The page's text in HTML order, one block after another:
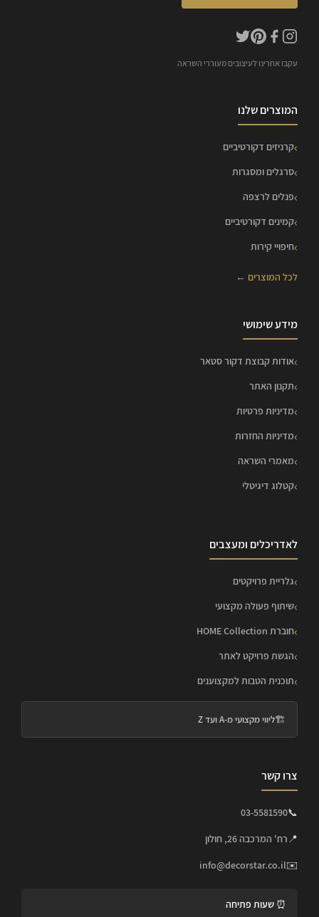
עקבו אחרינו לעיצובים מעוררי השראה
המוצרים שלנו
קרניזים דקורטיביים
סרגלים ומסגרות
פנלים לרצפה
קמינים דקורטיביים
חיפויי קירות
לכל המוצרים ←
מידע שימושי
אודות קבוצת דקור סטאר
תקנון האתר
מדיניות פרטיות
מדיניות החזרות
מאמרי השראה
קטלוג דיגיטלי
לאדריכלים ומעצבים
גלריית פרויקטים
שיתוף פעולה מקצועי
חוברת HOME Collection
הגשת פרויקט לאתר
תוכנית הטבות למקצוענים
🏗️ליווי מקצועי מ-A ועד Z
צרו קשר
📞
03-5581590
📍רח' המרכבה 26, חולון
✉️
info@decorstar.co.il
⏰ שעות פתיחה